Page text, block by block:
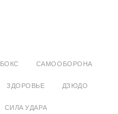
БОКС САМООБОРОНА
ЗДОРОВЬЕ ДЗЮДО
СИЛА УДАРА